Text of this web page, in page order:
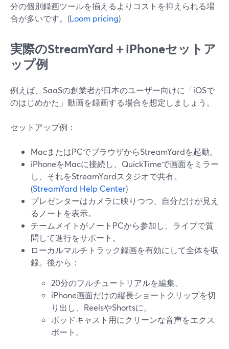
分の個別録画ツールを揃えるよりコストを抑えられる場
合が多いです。(Loom pricing)
実際のStreamYard＋iPhoneセットア
ップ例
例えば、SaaSの創業者が日本のユーザー向けに「iOSで
のはじめかた」動画を録画する場合を想定しましょう。
セットアップ例：
MacまたはPCでブラウザからStreamYardを起動。
iPhoneをMacに接続し、QuickTimeで画面をミラー
し、それをStreamYardスタジオで共有。
(StreamYard Help Center)
プレゼンターはカメラに映りつつ、自分だけが見え
るノートを表示。
チームメイトがノートPCから参加し、ライブで質
問して進行をサポート。
ローカルマルチトラック録画を有効にして全体を収
録。後から：
20分のフルチュートリアルを編集。
iPhone画面だけの縦長ショートクリップを切
り出し、ReelsやShortsに。
ポッドキャスト用にクリーンな音声をエクス
ポート。